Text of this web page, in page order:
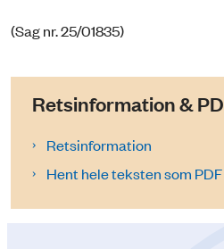
(Sag nr. 25/01835)
Retsinformation &
Retsinformation
Hent hele teksten som